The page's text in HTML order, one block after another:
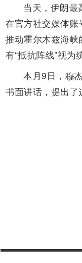
当天，伊朗最
在官方社交媒体账
推动霍尔木兹海
有“抵抗阵线”视为
本月9日，穆
书面讲话，提出了